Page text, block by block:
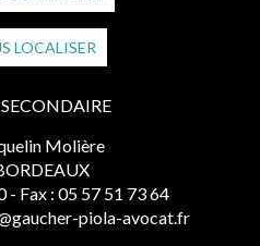
LOCALISER
Molière
- Fax : 05 57 51 73 64
piola-avocat.fr